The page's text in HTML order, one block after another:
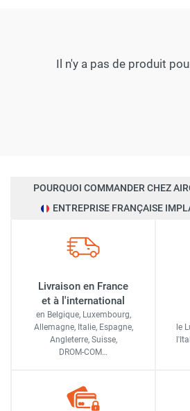
pourquoi nous nous assurons que
Il n'y a pas de produit
POURQUOI COMMANDER CHEZ
ENTREPRISE FRANÇAISE
Livraison en France
et à l'international
en Belgique, Luxembourg,
Allemagne, Italie, Espagne,
Angleterre, Suisse,
DROM-COM…
le